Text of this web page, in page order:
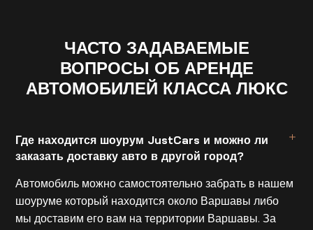
ЧАСТО ЗАДАВАЕМЫЕ
ВОПРОСЫ ОБ АРЕНДЕ
АВТОМОБИЛЕЙ КЛАССА ЛЮКС
Где находится шоурум JustCars и можно ли
заказать доставку авто в другой город?
Автомобиль можно самостоятельно забрать в нашем
шоуруме который находится около Варшавы либо
мы доставим его вам на территории Варшавы. За